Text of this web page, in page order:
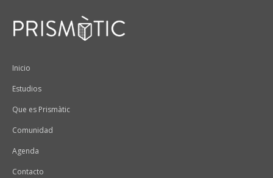
Peu
Inicio
Estudios
Que es Prismàtic
Comunidad
Agenda
Contacto